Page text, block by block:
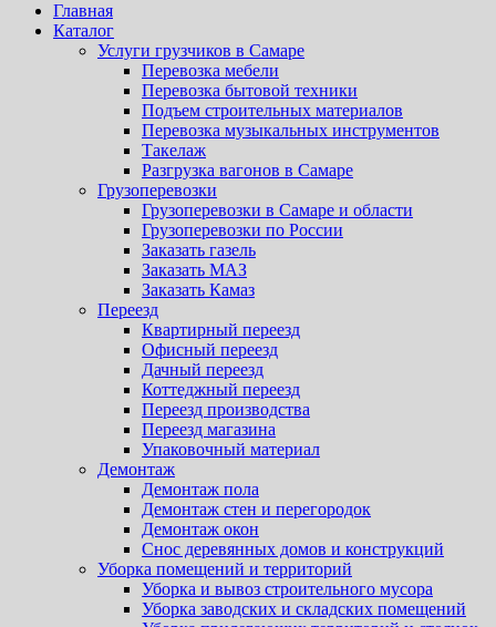
Главная
Каталог
Услуги грузчиков в Самаре
Перевозка мебели
Перевозка бытовой техники
Подъем строительных материалов
Перевозка музыкальных инструментов
Такелаж
Разгрузка вагонов в Самаре
Грузоперевозки
Грузоперевозки в Самаре и области
Грузоперевозки по России
Заказать газель
Заказать МАЗ
Заказать Камаз
Переезд
Квартирный переезд
Офисный переезд
Дачный переезд
Коттеджный переезд
Переезд производства
Переезд магазина
Упаковочный материал
Демонтаж
Демонтаж пола
Демонтаж стен и перегородок
Демонтаж окон
Снос деревянных домов и конструкций
Уборка помещений и территорий
Уборка и вывоз строительного мусора
Уборка заводских и складских помещений